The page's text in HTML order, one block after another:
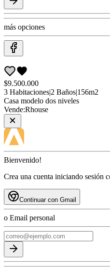
más opciones
$9.500.000
3 Habitaciones|2 Baños|156m2
Casa modelo dos niveles
Vende:Rhouse
Bienvenido!
Crea una cuenta iniciando sesión
Continuar con Gmail
o Email personal